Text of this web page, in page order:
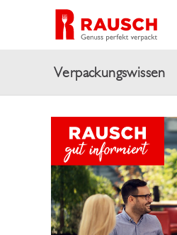
Verpackungswissen